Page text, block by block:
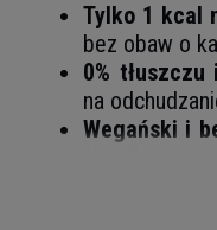
Tylko 1 kcal
bez obaw o
0%
na
Wegański i
prawdziwy